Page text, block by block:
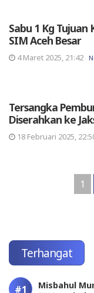
Sabu 1 Kg
SIM Aceh Besar
4 Maret 2025, 21:42
Tersangka
Diserahkan ke
18 Februari 2025,
1
Terhangat
Misbahul